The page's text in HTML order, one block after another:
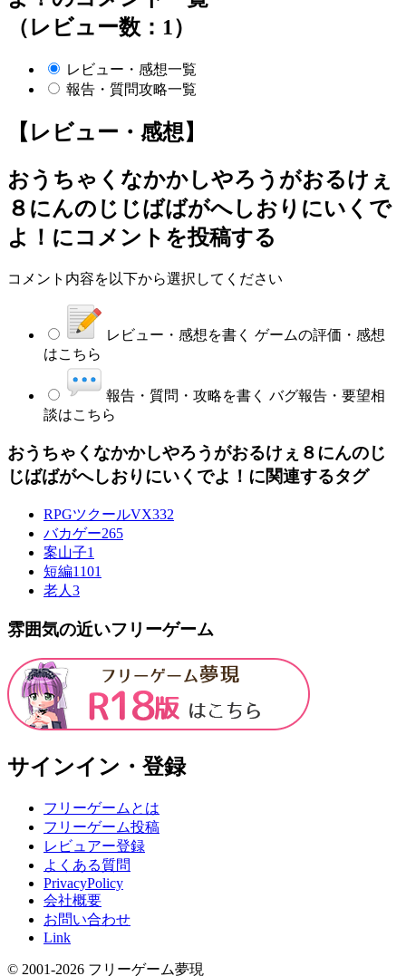
（レビュー数：1）
レビュー・感想一覧
報告・質問攻略一覧
【レビュー・感想】
おうちゃくなかかしやろうがおるけぇ
８にんのじじばばがへしおりにいくで
よ！ にコメントを投稿する
コメント内容を以下から選択してください
レビュー・感想を書く ゲームの評価・感想
はこちら
報告・質問・攻略を書く バグ報告・要望相
談はこちら
おうちゃくなかかしやろうがおるけぇ８にんのじ
じばばがへしおりにいくでよ！に関連するタグ
RPGツクールVX332
バカゲー265
案山子1
短編1101
老人 3
雰囲気の近いフリーゲーム
サインイン・登録
フリーゲームとは
フリーゲーム投稿
レビュアー登録
よくある質問
PrivacyPolicy
会社概要
お問い合わせ
Link
© 2001-2026 フリーゲーム夢現